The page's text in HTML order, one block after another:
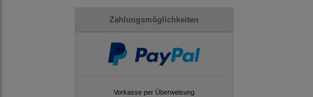
Zahlungsmöglichkeiten
Vorkasse per Überweisung